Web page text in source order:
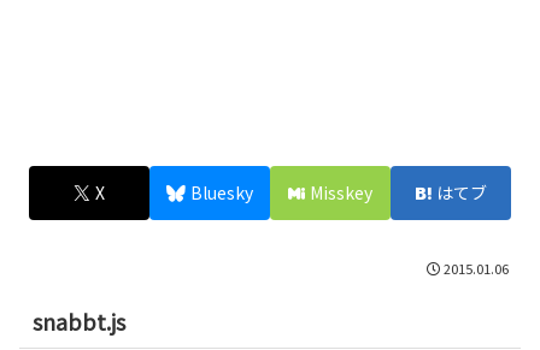
X Bluesky Misskey はてブ
2015.01.06
snabbt.js